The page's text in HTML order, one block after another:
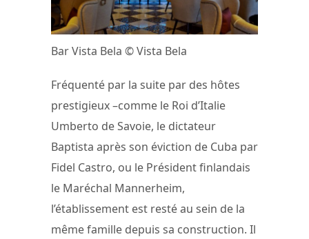
Bar Vista Bela © Vista Bela
Fréquenté par la suite par des hôtes
prestigieux –comme le Roi d’Italie
Umberto de Savoie, le dictateur
Baptista après son éviction de Cuba par
Fidel Castro, ou le Président finlandais
le Maréchal Mannerheim,
l’établissement est resté au sein de la
même famille depuis sa construction. Il